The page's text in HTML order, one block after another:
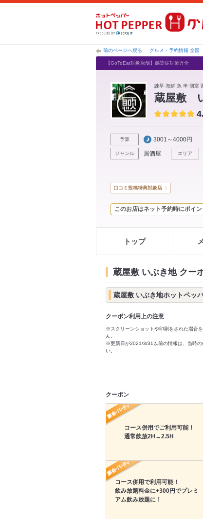
前のページへ戻る グルメ・予約情報 全国
【GoToEat対象店舗】感染症対策万全
諫早 海鮮 魚 串 個室
蔵屋敷
予算 3001～4000円
ジャンル 居酒屋 エリア
口コミ投稿特典対象店
このお店はネット予約時にポイ
トップ
蔵屋敷 いぶき地 クー
蔵屋敷 いぶき地ホットペッ
クーポン利用上の注意
※スクリーンショットや印刷をされた場合
ん。
※更新日が2021/3/31以前の情報は、当時の
い。
クーポン
コース併用でご利用可能！
通常飲放2H→2.5H
コース併用で利用可能！
飲み放題料金に+300円でプレミ
アム飲み放題に！